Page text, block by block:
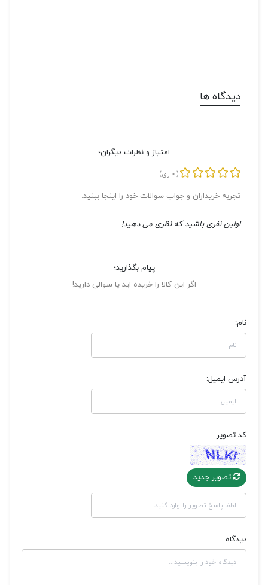
دیدگاه ها
امتیاز و نظرات دیگران؛
(
0 رای)
تجربه خریداران و جواب سوالات خود را اینجا ببنید.
اولین نفری باشید که نظری می دهید!
پیام بگذارید؛
اگر این کالا را خریده اید یا سوالی دارید!
نام:
آدرس ایمیل:
کد تصویر
تصویر جدید
دیدگاه: